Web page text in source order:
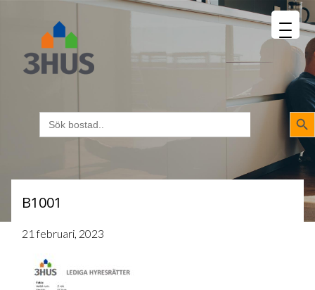
Sök
efter:
B1001
21 februari, 2023
MENU